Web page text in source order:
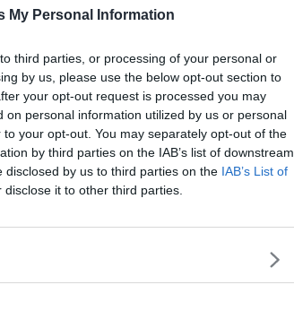
My Personal Information
third parties, or processing of your personal or
by us, please use the below opt-out section to
your opt-out request is processed you may
personal information utilized by us or personal
your opt-out. You may separately opt-out of the
by third parties on the IAB’s list of downstream
by us to third parties on the IAB’s List of
it to other third parties.
sulla pericolosità dei vaccini
ad un tavolo per
la priorità su ogni altro
per la Terra?
VIA e RM in modo che ci sia
dare risposte a queste domande
finanza internazionale, che